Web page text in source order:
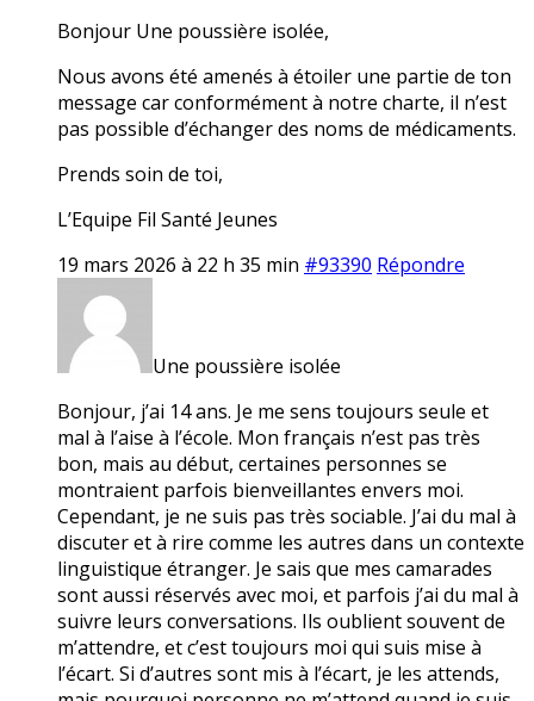
Bonjour Une poussière isolée,
Nous avons été amenés à étoiler une partie de ton
message car conformément à notre charte, il n’est
pas possible d’échanger des noms de médicaments.
Prends soin de toi,
L’Equipe Fil Santé Jeunes
19 mars 2026 à 22 h 35 min #93390 Répondre
Une poussière isolée
Bonjour, j’ai 14 ans. Je me sens toujours seule et
mal à l’aise à l’école. Mon français n’est pas très
bon, mais au début, certaines personnes se
montraient parfois bienveillantes envers moi.
Cependant, je ne suis pas très sociable. J’ai du mal à
discuter et à rire comme les autres dans un contexte
linguistique étranger. Je sais que mes camarades
sont aussi réservés avec moi, et parfois j’ai du mal à
suivre leurs conversations. Ils oublient souvent de
m’attendre, et c’est toujours moi qui suis mise à
l’écart. Si d’autres sont mis à l’écart, je les attends,